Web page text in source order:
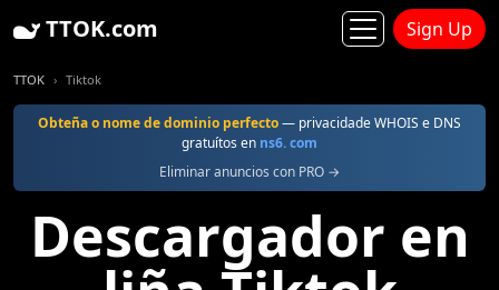
TTOK.com Sign Up
TTOK Tiktok
Obteña o nome de dominio perfecto— privacidade WHOIS e DNS
gratuítos en ns6. com
Eliminar anuncios con PRO →
Descargador en